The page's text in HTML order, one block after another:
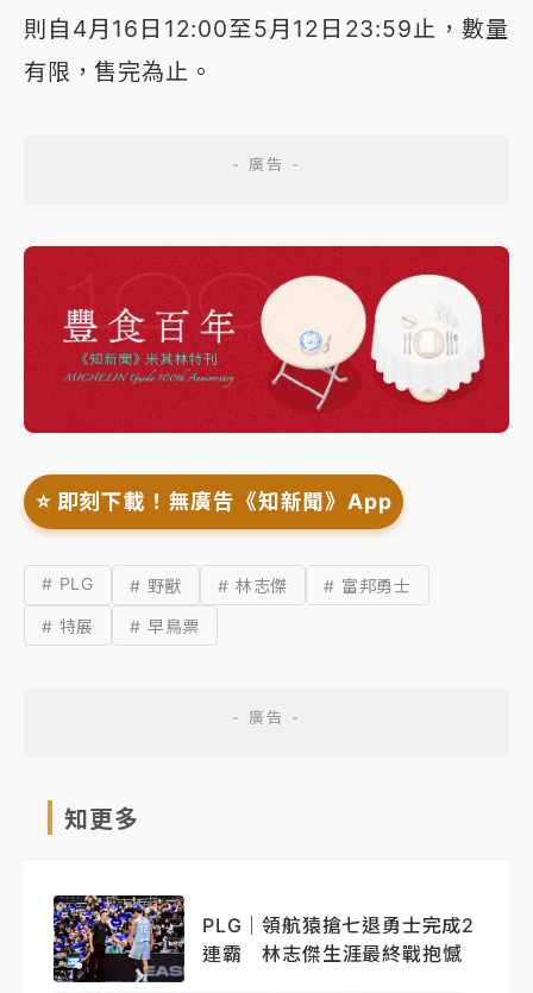
則自4月16日12:00至5月12日23:59止，數量
有限，售完為止。
⭐️ 即刻下載！無廣告《知新聞》App
# PLG # 野獸 # 林志傑
# 富邦勇士
# 特展
# 早鳥票
知更多
PLG｜領航猿搶七退勇士完成2
連霸 林志傑生涯最終戰抱憾